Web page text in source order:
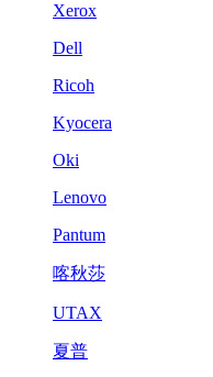
Xerox
Dell
Ricoh
Kyocera
Oki
Lenovo
Pantum
喀秋莎
UTAX
夏普